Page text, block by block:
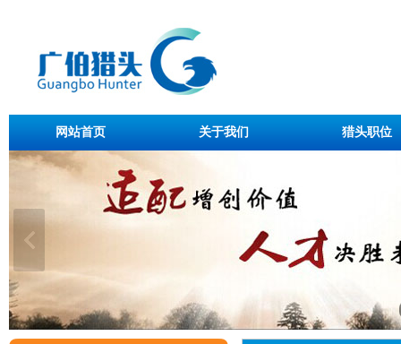
网站首页 关于我们 猎头职位